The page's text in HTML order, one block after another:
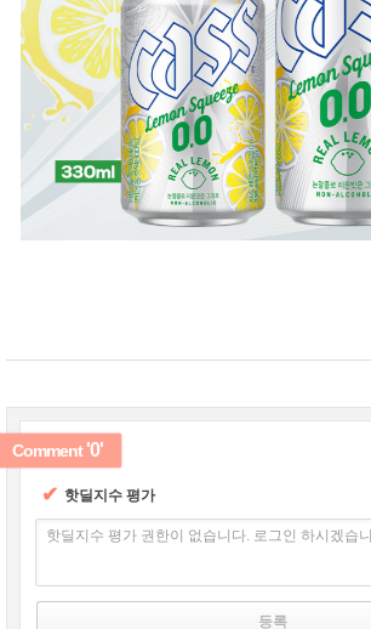
✔ 핫딜지수 평가
핫딜지수 평가 권한이 없습니다. 로그인 하시겠습
Comment'0'